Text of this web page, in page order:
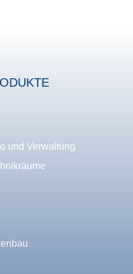
und Verwaltung